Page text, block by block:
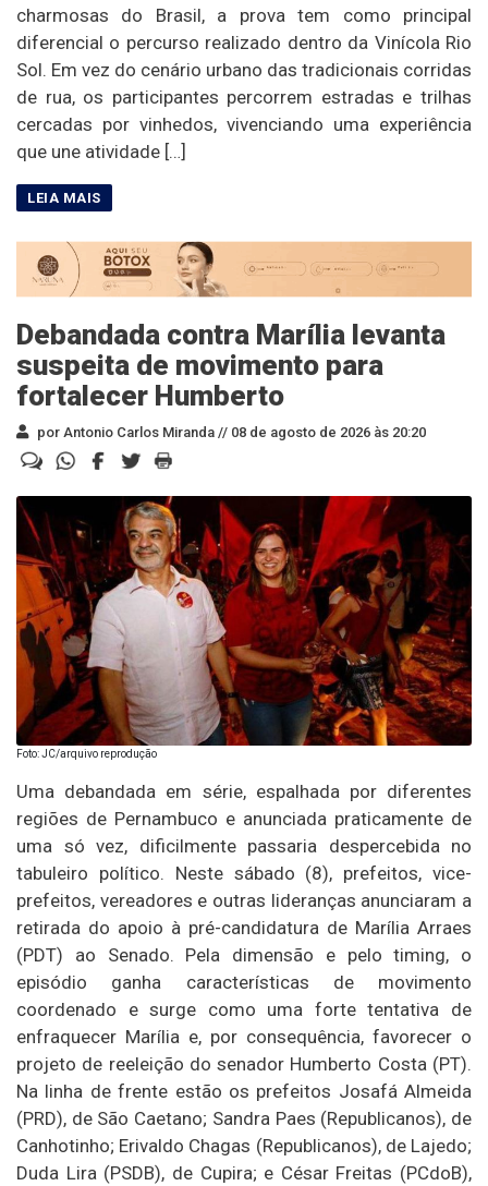
charmosas do Brasil, a prova tem como principal
diferencial o percurso realizado dentro da Vinícola Rio
Sol. Em vez do cenário urbano das tradicionais corridas
de rua, os participantes percorrem estradas e trilhas
cercadas por vinhedos, vivenciando uma experiência
que une atividade […]
Debandada contra Marília levanta
suspeita de movimento para
fortalecer Humberto
por Antonio Carlos Miranda // 08 de agosto de 2026 às 20:20
Foto: JC/arquivo reprodução
Uma debandada em série, espalhada por diferentes
regiões de Pernambuco e anunciada praticamente de
uma só vez, dificilmente passaria despercebida no
tabuleiro político. Neste sábado (8), prefeitos, vice-
prefeitos, vereadores e outras lideranças anunciaram a
retirada do apoio à pré-candidatura de Marília Arraes
(PDT) ao Senado. Pela dimensão e pelo timing, o
episódio ganha características de movimento
coordenado e surge como uma forte tentativa de
enfraquecer Marília e, por consequência, favorecer o
projeto de reeleição do senador Humberto Costa (PT).
Na linha de frente estão os prefeitos Josafá Almeida
(PRD), de São Caetano; Sandra Paes (Republicanos), de
Canhotinho; Erivaldo Chagas (Republicanos), de Lajedo;
Duda Lira (PSDB), de Cupira; e César Freitas (PCdoB),